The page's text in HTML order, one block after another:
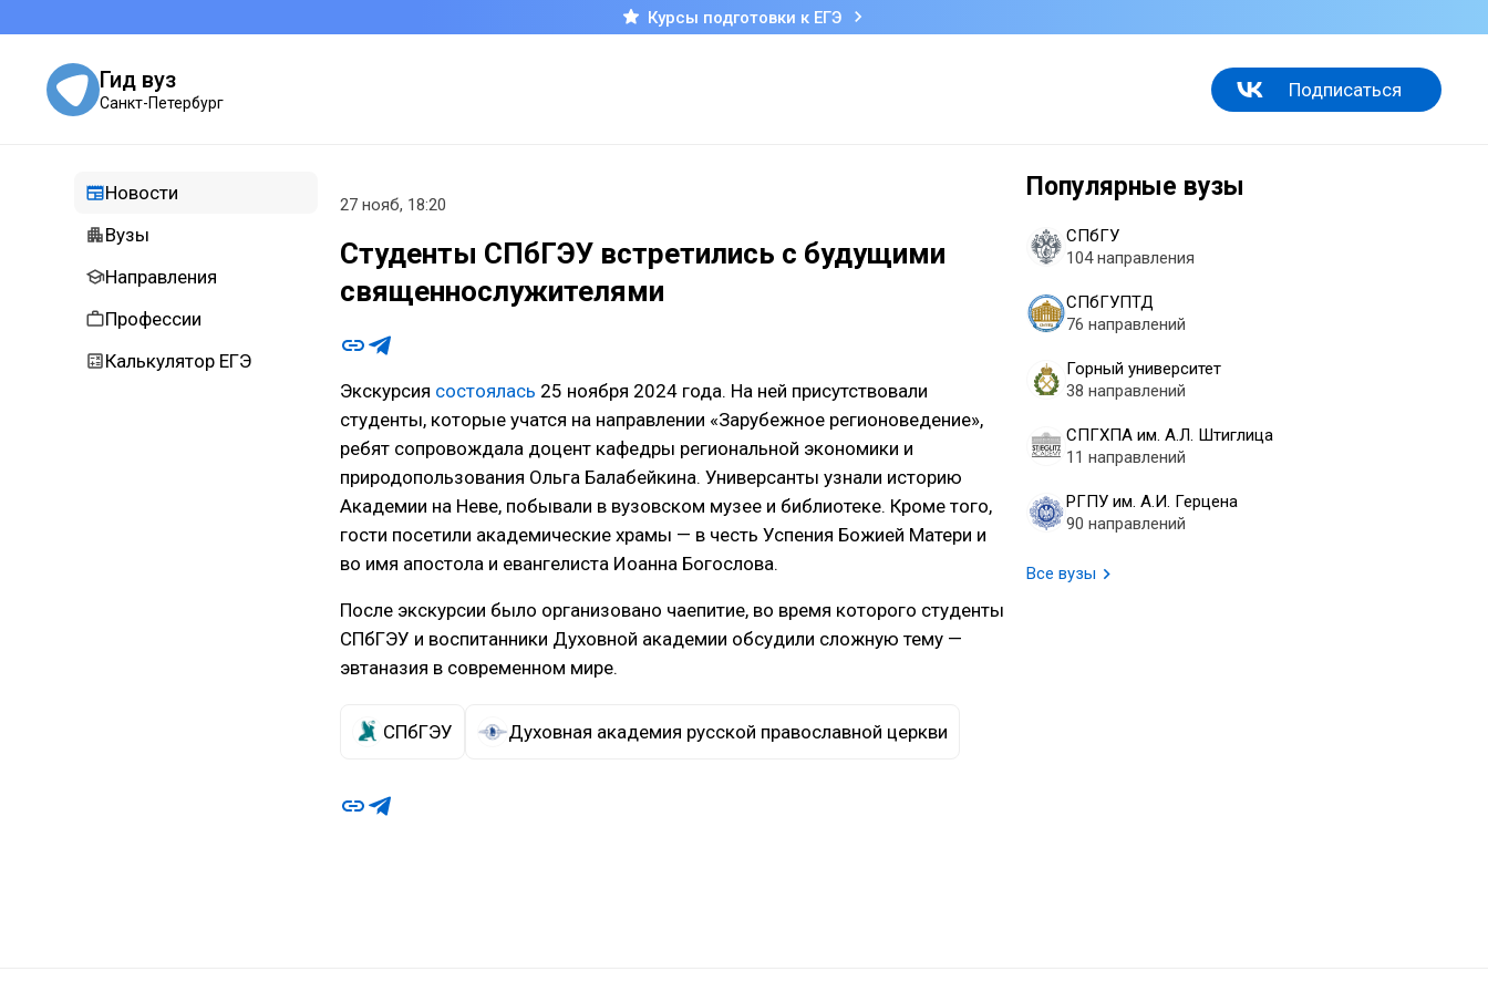
Курсы подготовки к ЕГЭ
Гид вуз
Санкт-Петербург
Подписаться
Новости
Вузы
Направления
Профессии
Калькулятор ЕГЭ
Популярные вузы
СПбГУ
104 направления
СПбГУПТД
76 направлений
Горный университет
38 направлений
СПГХПА им. А.Л. Штиглица
11 направлений
РГПУ им. А.И. Герцена
90 направлений
Все вузы
27 нояб, 18:20
Студенты СПбГЭУ встретились с будущими
священнослужителями
Экскурсия состоялась 25 ноября 2024 года. На ней присутствовали
студенты, которые учатся на направлении «Зарубежное регионоведение»,
ребят сопровождала доцент кафедры региональной экономики и
природопользования Ольга Балабейкина. Универсанты узнали историю
Академии на Неве, побывали в вузовском музее и библиотеке. Кроме того,
гости посетили академические храмы — в честь Успения Божией Матери и
во имя апостола и евангелиста Иоанна Богослова.
После экскурсии было организовано чаепитие, во время которого студенты
СПбГЭУ и воспитанники Духовной академии обсудили сложную тему —
эвтаназия в современном мире.
СПбГЭУ Духовная академия русской православной церкви